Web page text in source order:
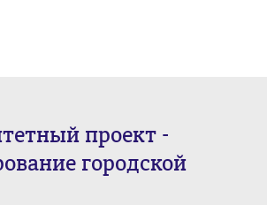
проект -
городской